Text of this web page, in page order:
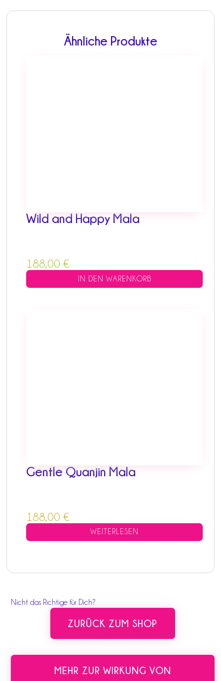
Nicht das Richtige für Dich?
ZURÜCK ZUM SHOP
MEHR ZUR WIRKUNG VON
Ähnliche Produkte
Wild and Happy Mala
188,00 €
IN DEN WARENKORB
Gentle Quanjin Mala
188,00 €
WEITERLESEN